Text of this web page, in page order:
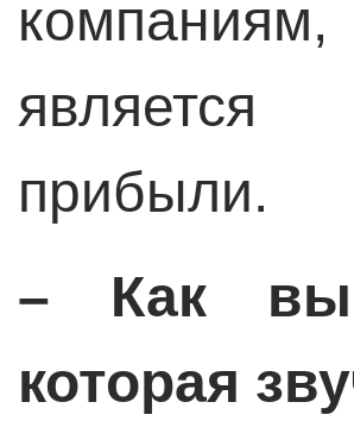
является
прибыли.
– Как вы
которая